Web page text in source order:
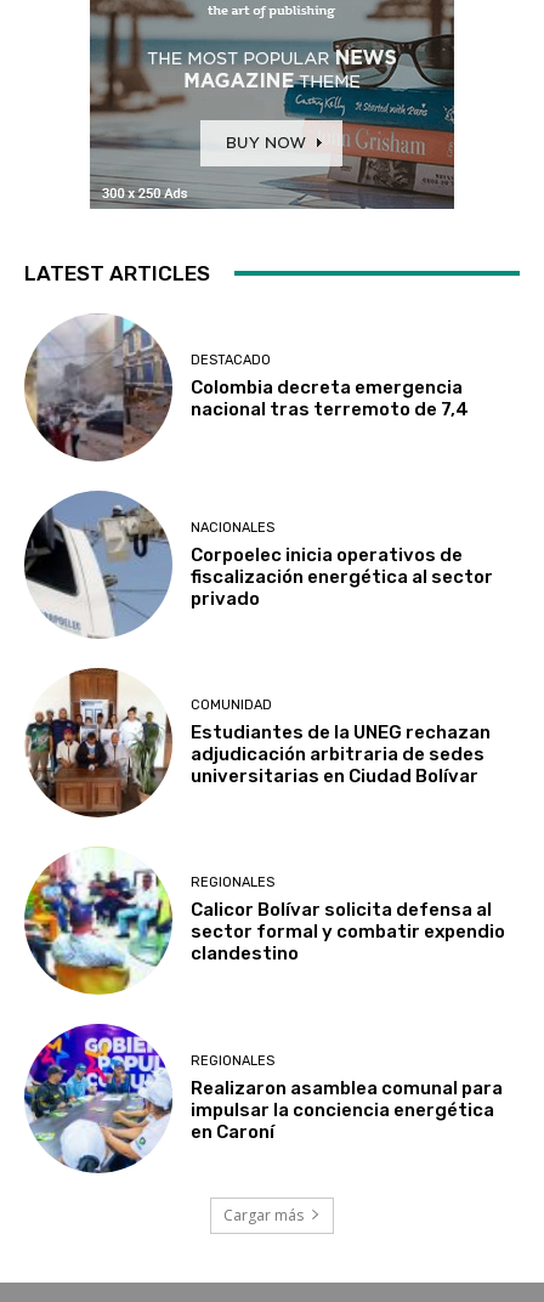
LATEST ARTICLES
DESTACADO
Colombia decreta emergencia
nacional tras terremoto de 7,4
NACIONALES
Corpoelec inicia operativos de
fiscalización energética al sector
privado
COMUNIDAD
Estudiantes de la UNEG rechazan
adjudicación arbitraria de sedes
universitarias en Ciudad Bolívar
REGIONALES
Calicor Bolívar solicita defensa al
sector formal y combatir expendio
clandestino
REGIONALES
Realizaron asamblea comunal para
impulsar la conciencia energética
en Caroní
Cargar más